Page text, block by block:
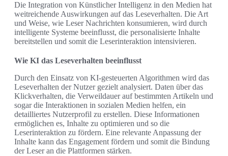
Die Integration von Künstlicher Intelligenz in den Medien hat
weitreichende Auswirkungen auf das Leseverhalten. Die Art
und Weise, wie Leser Nachrichten konsumieren, wird durch
intelligente Systeme beeinflusst, die personalisierte Inhalte
bereitstellen und somit die Leserinteraktion intensivieren.
Wie KI das Leseverhalten beeinflusst
Durch den Einsatz von KI-gesteuerten Algorithmen wird das
Leseverhalten der Nutzer gezielt analysiert. Daten über das
Klickverhalten, die Verweildauer auf bestimmten Artikeln und
sogar die Interaktionen in sozialen Medien helfen, ein
detailliertes Nutzerprofil zu erstellen. Diese Informationen
ermöglichen es, Inhalte zu optimieren und so die
Leserinteraktion zu fördern. Eine relevante Anpassung der
Inhalte kann das Engagement fördern und somit die Bindung
der Leser an die Plattformen stärken.